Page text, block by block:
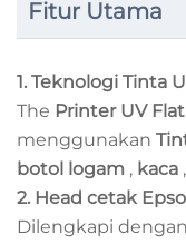
Fitur Utama
1. Teknologi Tinta
The Printer UV
menggunakan
botol logam , kaca
2. Head cetak
Dilengkapi dengan